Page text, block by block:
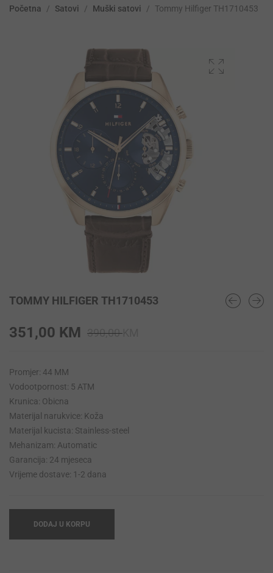
Početna / Satovi / Muški satovi / Tommy Hilfiger TH1710453
TOMMY HILFIGER TH1710453
390,00
351,00 KM
Promjer: 44 MM
Vodootpornost: 5 ATM
Krunica: Obicna
Materijal narukvice: Koža
Materijal kucista: Stainless-steel
Mehanizam: Automatic
Garancija: 24 mjeseca
Vrijeme dostave: 1-2 dana
DODAJ U KORPU